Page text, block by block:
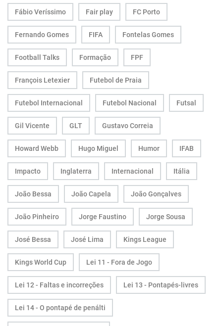
Fábio Veríssimo Fair play FC Porto
Fernando Gomes FIFA Fontelas Gomes
Football Talks Formação FPF
François Letexier Futebol de Praia
Futebol Internacional Futebol Nacional Futsal
Gil Vicente GLT Gustavo Correia
Howard Webb Hugo Miguel Humor IFAB
Impacto Inglaterra Internacional Itália
João Bessa João Capela João Gonçalves
João Pinheiro Jorge Faustino Jorge Sousa
José Bessa José Lima Kings League
Kings World Cup Lei 11 - Fora de Jogo
Lei 12 - Faltas e incorreções Lei 13 - Pontapés-livres
Lei 14 - O pontapé de penálti